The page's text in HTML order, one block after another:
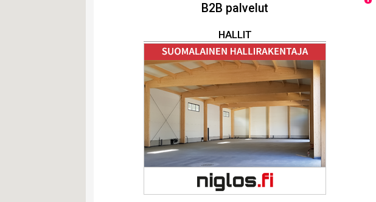
B2B palvelut
HALLIT